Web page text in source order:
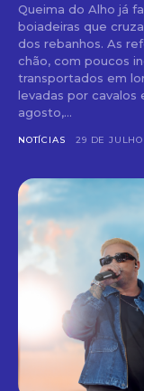
Queima do Alho já
boiadeiras que
dos rebanhos. As
chão, com poucos
transportados em
levadas por cavalos e mulas. Entre os
agosto,...
NOTÍCIAS 29 DE